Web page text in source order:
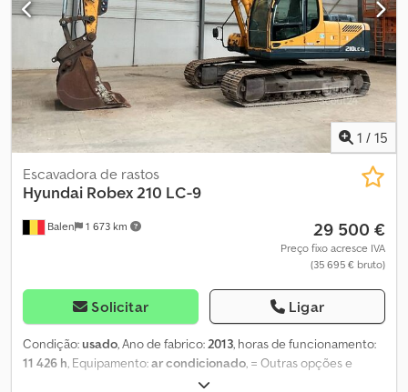
preciso da rotação Controlo da direção por joystick Sistema de
fixação para garra oscilante Controlo de movimento para frente e
para trás no joystick Banco do condutor com suspensão
pneumática Aprovação STVZO (regulamentação alemã para
veículos rodoviários) Caixas de ferramentas em ambos os lados
Rádio, Bluetooth Sem sistema de mudança rápida e caçambas
1 / 15
Balen 1 673 km
Escavadora de rastos
Hyundai Robex 210 LC-9
29 500 €
Preço fixo acresce IVA
(35 695 € bruto)
Solicitar Ligar
Condição:usado, Ano de fabrico:2013, horas de funcionamento:
11 426 h, Equipamento:ar condicionado, = Outras opções e
acessórios = - Engate rápido automático/hidráulico Dodpfxjzrr N